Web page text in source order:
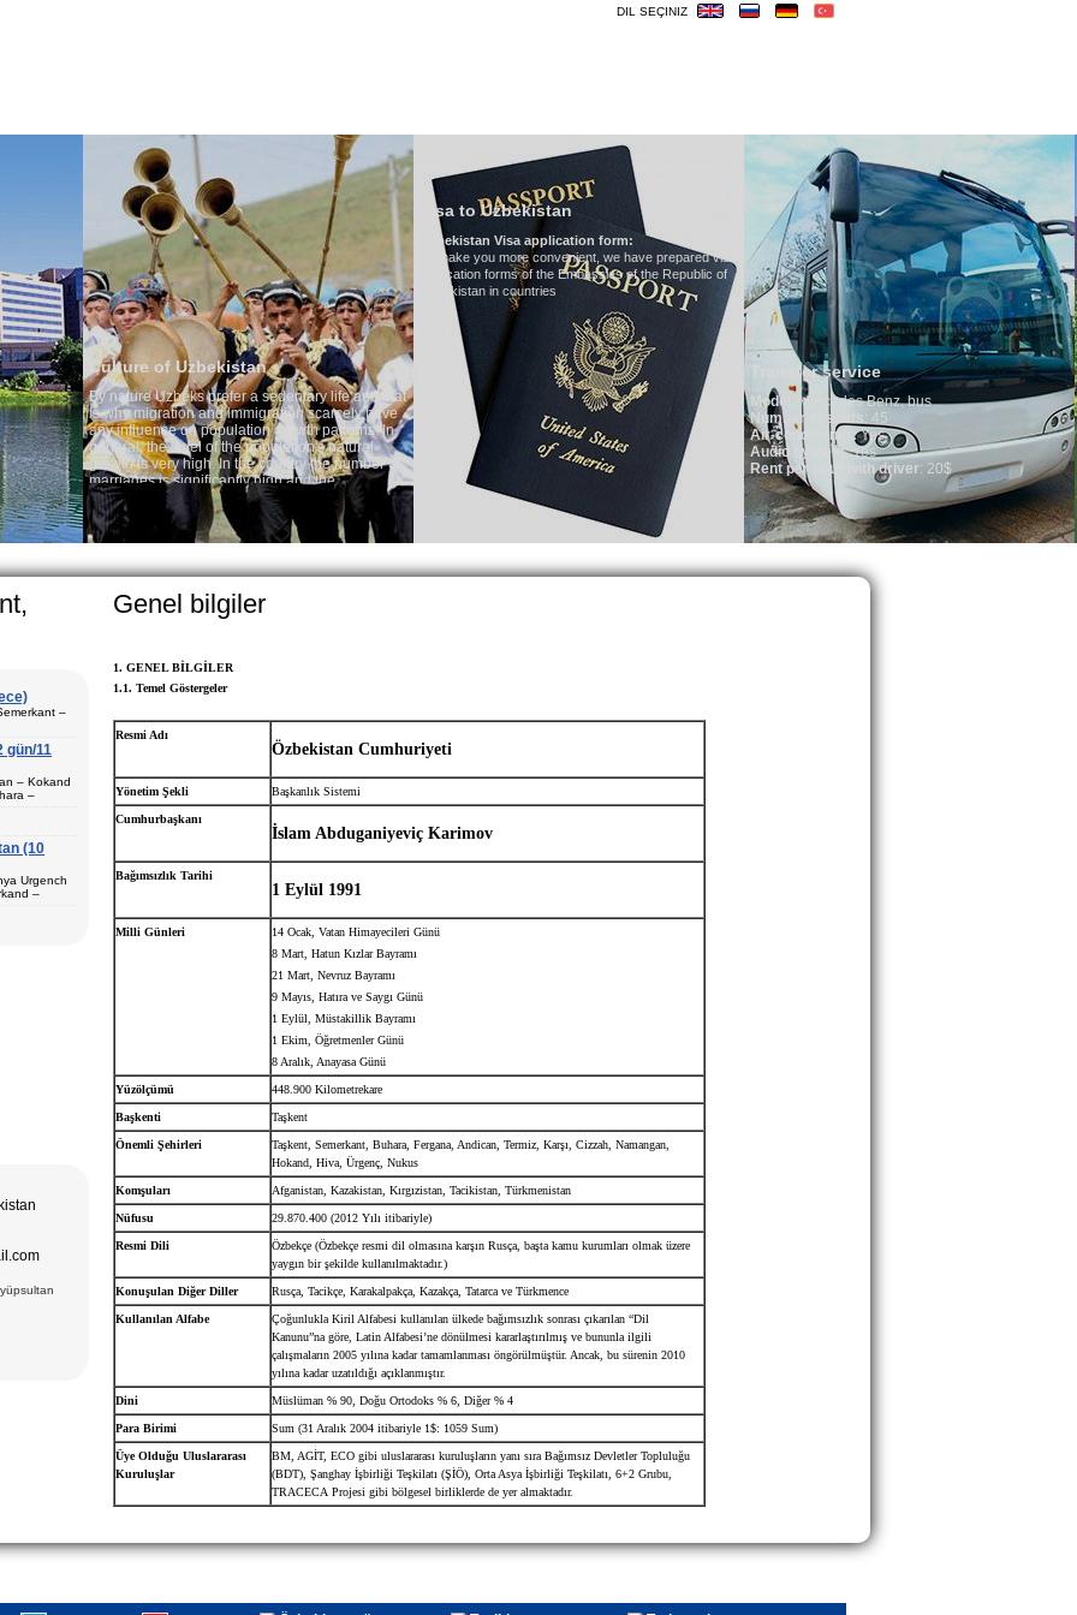
DIL SEÇINIZ
Uzbekistan
prefer a sedentary life and that
and immigration scarcely have
on population growth patterns. In
level of the population's natural
high. In the country the number of
significantly high and the
of divorce cases is one of the lowest
According to Uzbek tradition, the
as something quite sacred.
family, particularly in villages, is
the average, the Uzbek family has
Visa to Uzbekistan
Uzbekistan Visa application form:
To make you more convenient, we have prepared visa
application forms of the Embassies of the Republic of
Uzbekistan in countries
Transfer service
Model:Mercedes Benz, bus
Number of seats
Air-conditioner:
Audio system
: Yes
Rent per hour with driver: 20$
Hotels in
We have all hotels in
–
programı
gün/11
– Kokand
–
(3) –
(1) –
(10
Urgench
–
Genel bilgiler
1. GENEL BİLGİLER
1.1. Temel Göstergeler
Resmi Adı
Özbekistan Cumhuriyeti
Yönetim Şekli Başkanlık Sistemi
Cumhurbaşkanı
İslam Abduganiyeviç Karimov
Bağımsızlık Tarihi
1 Eylül 1991
Milli Günleri
14 Ocak, Vatan Himayecileri Günü
8 Mart, Hatun Kızlar Bayramı
21 Mart, Nevruz Bayramı
9 Mayıs, Hatıra ve Saygı Günü
1 Eylül,
Müstakillik Bayramı
1 Ekim,
Öğretmenler Günü
8 Aralık, Anayasa Günü
Yüzölçümü 448.900 Kilometrekare
Başkenti Taşkent
Önemli Şehirleri
Taşkent, Semerkant, Buhara, Fergana, Andican, Termiz, Karşı, Cizzah, Namangan,
Hokand, Hiva, Ürgenç, Nukus
Komşuları Afganistan, Kazakistan, Kırgızistan, Tacikistan, Türkmenistan
Nüfusu 29.870.400 (2012 Yılı itibariyle)
Resmi Dili Özbekçe (Özbekçe resmi dil olmasına karşın Rusça, başta kamu kurumları olmak üzere
yaygın bir şekilde kullanılmaktadır.)
Konuşulan Diğer Diller Rusça, Tacikçe, Karakalpakça, Kazakça, Tatarca ve Türkmence
Kullanılan Alfabe
Çoğunlukla Kiril Alfabesi kullanılan ülkede bağımsızlık sonrası çıkarılan “Dil
Kanunu”na göre, Latin Alfabesi’ne dönülmesi kararlaştırılmış ve bununla ilgili
çalışmaların 2005 yılına kadar tamamlanması öngörülmüştür. Ancak, bu sürenin 2010
yılına kadar uzatıldığı açıklanmıştır.
Dini Müslüman % 90, Doğu Ortodoks % 6, Diğer % 4
Para Birimi Sum (31 Aralık 2004 itibariyle 1$: 1059 Sum)
Üye Olduğu Uluslararası
Kuruluşlar
BM, AGİT, ECO gibi uluslararası kuruluşların yanı sıra Bağımsız Devletler Topluluğu
(BDT), Şanghay İşbirliği Teşkilatı (ŞİÖ), Orta Asya İşbirliği Teşkilatı, 6+2 Grubu,
TRACECA Projesi gibi bölgesel birliklerde de yer almaktadır.